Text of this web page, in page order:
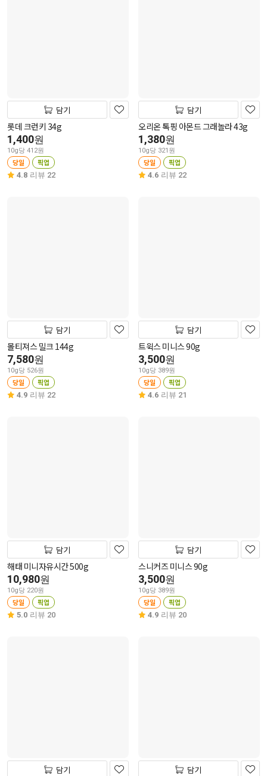
담기
롯데 크런키 34g
1,400원
10g당 412원
당일 픽업
4.8 리뷰 22
담기
오리온 톡핑 아몬드 그래놀라 43g
1,380원
10g당 321원
당일 픽업
4.6 리뷰 22
담기
몰티져스 밀크 144g
7,580원
10g당 526원
당일 픽업
4.9 리뷰 22
담기
트윅스 미니스 90g
3,500원
10g당 389원
당일 픽업
4.6 리뷰 21
담기
해태 미니자유시간 500g
10,980원
10g당 220원
당일 픽업
5.0 리뷰 20
담기
스니커즈 미니스 90g
3,500원
10g당 389원
당일 픽업
4.9 리뷰 20
담기 담기